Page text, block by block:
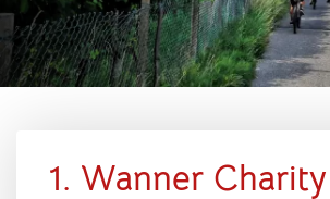
1. Wanner Charity